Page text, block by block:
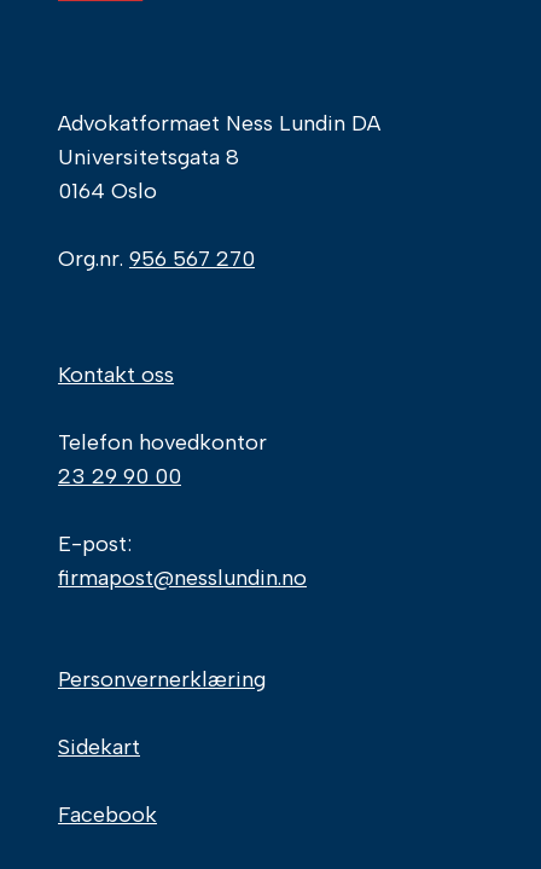
Advokatformaet Ness Lundin DA
Universitetsgata 8
0164 Oslo
Org.nr. 956 567 270
Kontakt oss
Telefon hovedkontor
23 29 90 00
E-post:
firmapost@nesslundin.no
Personvernerklæring
Sidekart
Facebook